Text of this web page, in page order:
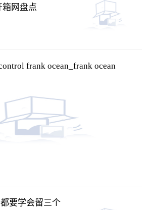
箱网盘点
frank ocean_frank ocean
要学会留三个